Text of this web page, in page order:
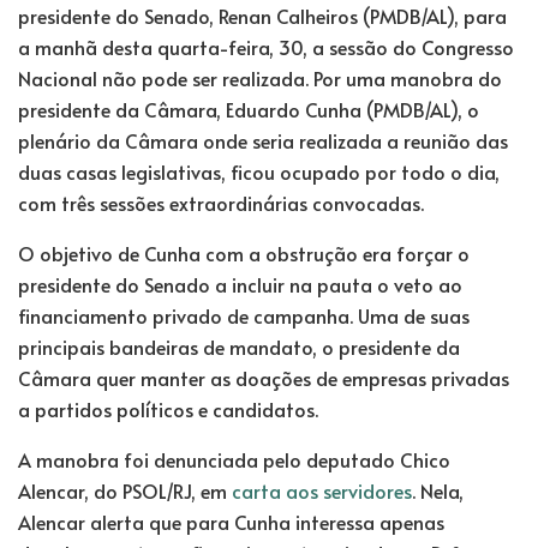
presidente do Senado, Renan Calheiros (PMDB/AL), para
a manhã desta quarta-feira, 30, a sessão do Congresso
Nacional não pode ser realizada. Por uma manobra do
presidente da Câmara, Eduardo Cunha (PMDB/AL), o
plenário da Câmara onde seria realizada a reunião das
duas casas legislativas, ficou ocupado por todo o dia,
com três sessões extraordinárias convocadas.
O objetivo de Cunha com a obstrução era forçar o
presidente do Senado a incluir na pauta o veto ao
financiamento privado de campanha. Uma de suas
principais bandeiras de mandato, o presidente da
Câmara quer manter as doações de empresas privadas
a partidos políticos e candidatos.
A manobra foi denunciada pelo deputado Chico
Alencar, do PSOL/RJ, em carta aos servidores. Nela,
Alencar alerta que para Cunha interessa apenas